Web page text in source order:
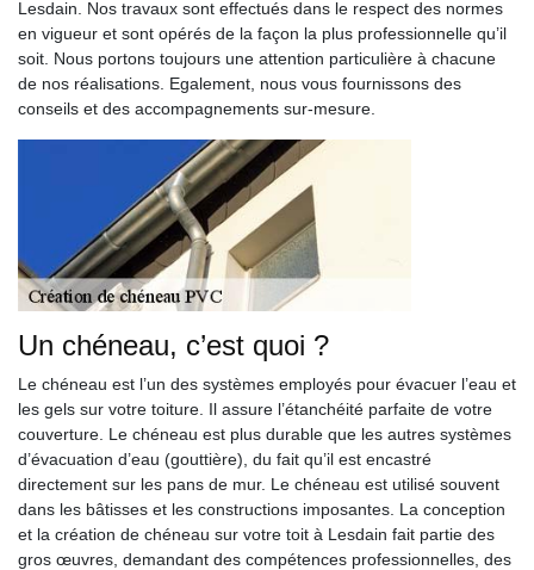
Lesdain. Nos travaux sont effectués dans le respect des normes
en vigueur et sont opérés de la façon la plus professionnelle qu’il
soit. Nous portons toujours une attention particulière à chacune
de nos réalisations. Egalement, nous vous fournissons des
conseils et des accompagnements sur-mesure.
Un chéneau, c’est quoi ?
Le chéneau est l’un des systèmes employés pour évacuer l’eau et
les gels sur votre toiture. Il assure l’étanchéité parfaite de votre
couverture. Le chéneau est plus durable que les autres systèmes
d’évacuation d’eau (gouttière), du fait qu’il est encastré
directement sur les pans de mur. Le chéneau est utilisé souvent
dans les bâtisses et les constructions imposantes. La conception
et la création de chéneau sur votre toit à Lesdain fait partie des
gros œuvres, demandant des compétences professionnelles, des